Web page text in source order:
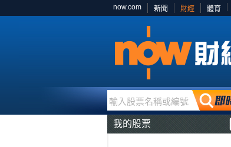
now.com 新聞 財經 體育
輸入股票名稱或編號
我的股票